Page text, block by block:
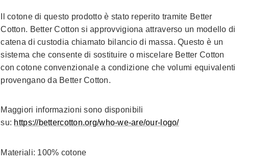
Il cotone di questo prodotto è stato reperito tramite Better
Cotton. Better Cotton si approvvigiona attraverso un modello di
catena di custodia chiamato bilancio di massa. Questo è un
sistema che consente di sostituire o miscelare Better Cotton
con cotone convenzionale a condizione che volumi equivalenti
provengano da Better Cotton.
Maggiori informazioni sono disponibili
su: https://bettercotton.org/who-we-are/our-logo/
Materiali: 100% cotone